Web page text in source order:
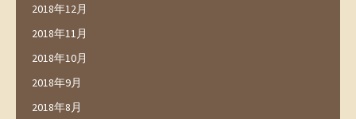
2018年12月
2018年11月
2018年10月
2018年9月
2018年8月